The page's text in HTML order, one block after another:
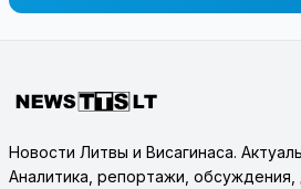
Новости Литвы и Висагинаса.
Аналитика, репортажи, обсуждения,